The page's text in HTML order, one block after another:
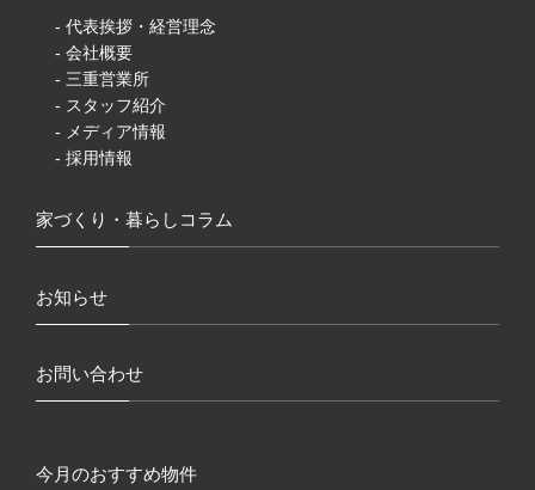
- 代表挨拶・経営理念
- 会社概要
- 三重営業所
- スタッフ紹介
- メディア情報
- 採用情報
家づくり・暮らしコラム
お知らせ
お問い合わせ
今月のおすすめ物件